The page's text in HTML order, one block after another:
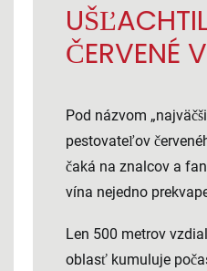
ČERVENÉ
Pod názvom
pestovateľov
čaká na znalcov a
vína nejedno
Len 500 metrov
oblasť kumuluje